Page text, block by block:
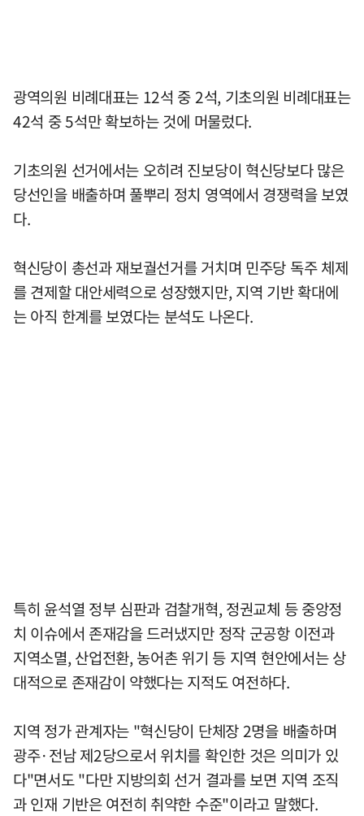
광역의원 비례대표는 12석 중 2석, 기초의원 비례대표는
42석 중 5석만 확보하는 것에 머물렀다.
기초의원 선거에서는 오히려 진보당이 혁신당보다 많은
당선인을 배출하며 풀뿌리 정치 영역에서 경쟁력을 보였
다.
혁신당이 총선과 재보궐선거를 거치며 민주당 독주 체제
를 견제할 대안세력으로 성장했지만, 지역 기반 확대에
는 아직 한계를 보였다는 분석도 나온다.
특히 윤석열 정부 심판과 검찰개혁, 정권교체 등 중앙정
치 이슈에서 존재감을 드러냈지만 정작 군공항 이전과
지역소멸, 산업전환, 농어촌 위기 등 지역 현안에서는 상
대적으로 존재감이 약했다는 지적도 여전하다.
지역 정가 관계자는 "혁신당이 단체장 2명을 배출하며
광주·전남 제2당으로서 위치를 확인한 것은 의미가 있
다"면서도 "다만 지방의회 선거 결과를 보면 지역 조직
과 인재 기반은 여전히 취약한 수준"이라고 말했다.